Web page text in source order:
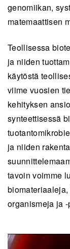
genomiikan,
matemaattisen
Teollisessa
ja niiden
käytöstä
viime vuosien
kehityksen
synteettisessä
ja niiden
tavoin voimme
organismeja ja